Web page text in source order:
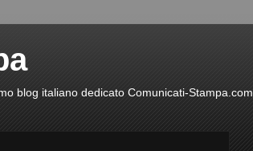
blog italiano dedicato Comunicati-Stampa.com